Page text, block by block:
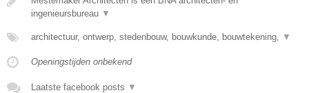
ingenieursbureau ▼
architectuur, ontwerp, stedenbouw, bouwkunde, bouwtekening, ▼
Openingstijden onbekend
Laatste facebook posts ▼